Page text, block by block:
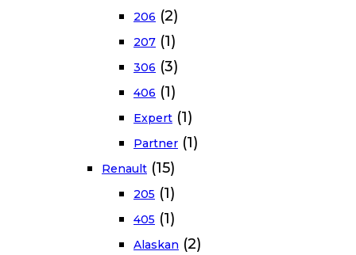
206 (2)
207 (1)
306 (3)
406 (1)
Expert (1)
Partner (1)
Renault (15)
205 (1)
405 (1)
Alaskan (2)